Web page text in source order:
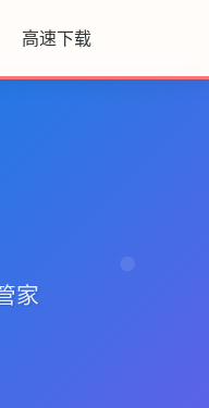
高速下载
家